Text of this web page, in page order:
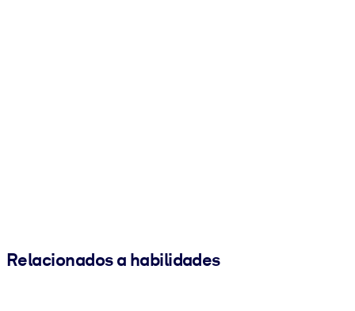
Relacionados a habilidades